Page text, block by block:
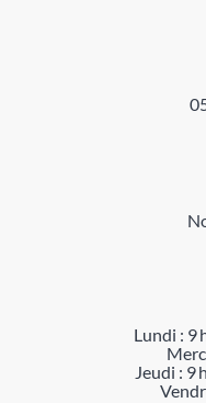
Lundi : 9
Jeudi : 9